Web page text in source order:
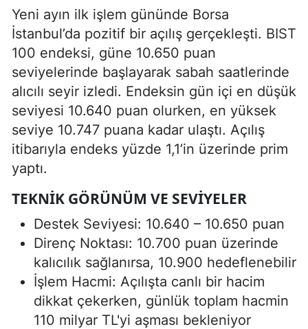
Yeni ayın ilk işlem gününde Borsa
İstanbul’da pozitif bir açılış gerçekleşti. BIST
100 endeksi, güne 10.650 puan
seviyelerinde başlayarak sabah saatlerinde
alıcılı seyir izledi. Endeksin gün içi en düşük
seviyesi 10.640 puan olurken, en yüksek
seviye 10.747 puana kadar ulaştı. Açılış
itibarıyla endeks yüzde 1,1’in üzerinde prim
yaptı.
TEKNIK GÖRÜNÜM VE SEVIYELER
Destek Seviyesi: 10.640 – 10.650 puan
Direnç Noktası: 10.700 puan üzerinde
kalıcılık sağlanırsa, 10.900 hedeflenebilir
İşlem Hacmi: Açılışta canlı bir hacim
dikkat çekerken, günlük toplam hacmin
110 milyar TL'yi aşması bekleniyor